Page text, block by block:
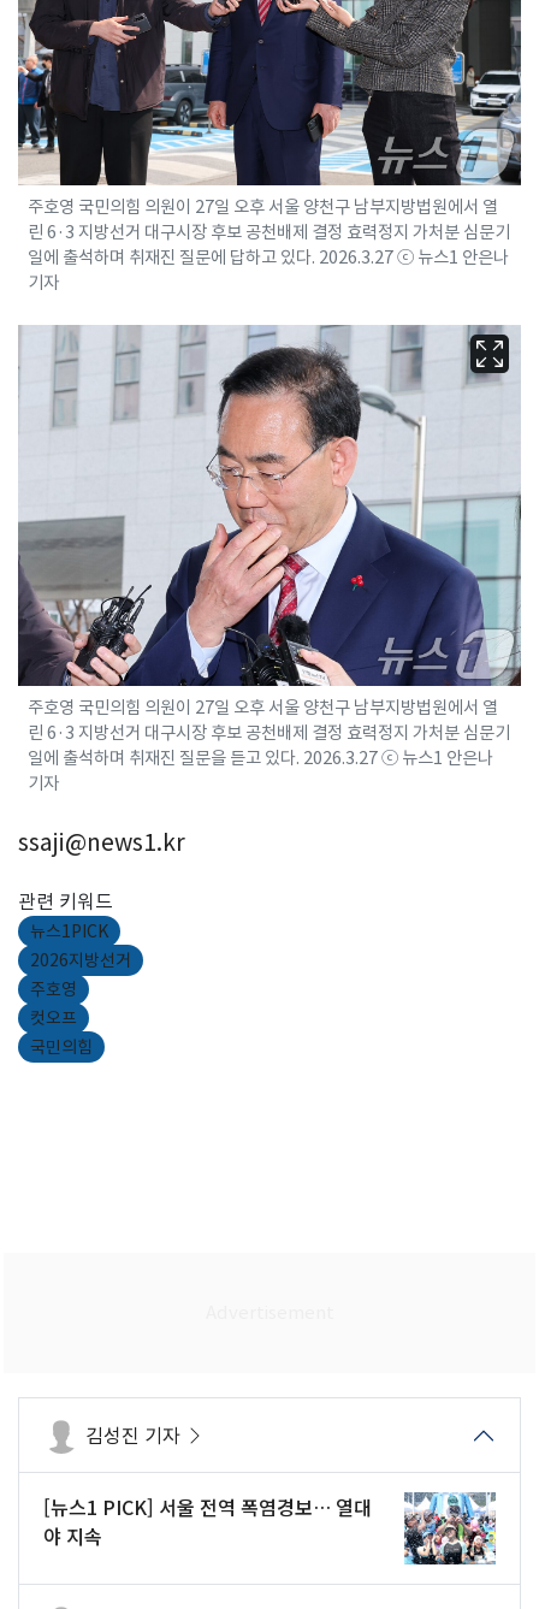
주호영 국민의힘 의원이 27일 오후 서울 양천구 남부지방법원에서 열
린 6·3 지방선거 대구시장 후보 공천배제 결정 효력정지 가처분 심문기
일에 출석하며 취재진 질문에 답하고 있다. 2026.3.27 ⓒ 뉴스1 안은나
기자
주호영 국민의힘 의원이 27일 오후 서울 양천구 남부지방법원에서 열
린 6·3 지방선거 대구시장 후보 공천배제 결정 효력정지 가처분 심문기
일에 출석하며 취재진 질문을 듣고 있다. 2026.3.27 ⓒ 뉴스1 안은나
기자
ssaji@news1.kr
관련 키워드
뉴스1PICK
2026지방선거
주호영
컷오프
국민의힘
김성진 기자
[뉴스1 PICK] 서울 전역 폭염경보… 열대
야 지속